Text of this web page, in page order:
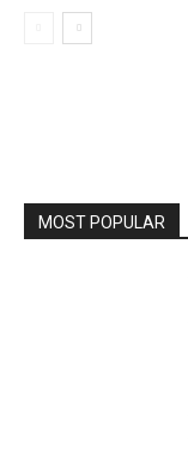
MOST POPULAR